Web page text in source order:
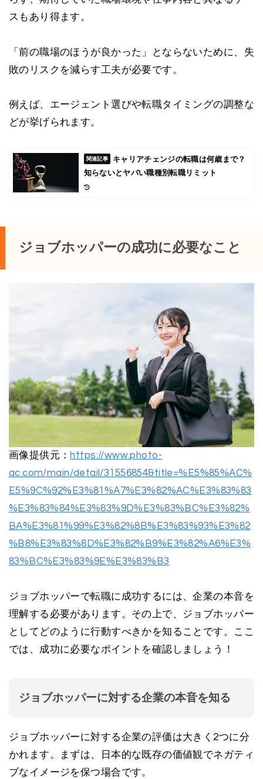
スもあり得ます。
「前の職場のほうが良かった」とならないために、失
敗のリスクを減らす工夫が必要です。
例えば、エージェント選びや転職タイミングの調整な
どが挙げられます。
キャリアチェンジの転職は何歳まで？
知らないとヤバい職種別転職リミット
ジョブホッパーの成功に必要なこと
画像提供元： https://www.photo-
ac.com/main/detail/31556854&title=%E5%85%AC%
E5%9C%92%E3%81%A7%E3%82%AC%E3%83%83
%E3%83%84%E3%83%9D%E3%83%BC%E3%82%
BA%E3%81%99%E3%82%8B%E3%83%93%E3%82
%B8%E3%83%8D%E3%82%B9%E3%82%A6%E3%
83%BC%E3%83%9E%E3%83%B3
ジョブホッパーで転職に成功するには、企業の本音を
理解する必要があります。その上で、ジョブホッパー
としてどのように行動すべきかを知ることです。ここ
では、成功に必要なポイントを確認しましょう！
ジョブホッパーに対する企業の本音を知る
ジョブホッパーに対する企業の評価は大きく2つに分
かれます。まずは、日本的な既存の価値観でネガティ
ブなイメージを保つ場合です。